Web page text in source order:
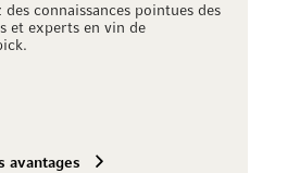
des connaissances pointues des
et experts en vin de
avantages